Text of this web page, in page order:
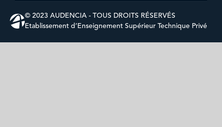
© 2023 AUDENCIA - TOUS DROITS RÉSERVÉS
Etablissement d’Enseignement Supérieur Technique Privé